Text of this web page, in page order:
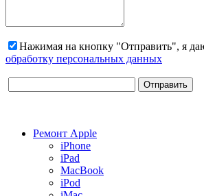
Нажимая на кнопку "Отправить", я
обработку персональных данных
Ремонт Apple
iPhone
iPad
MacBook
iPod